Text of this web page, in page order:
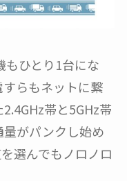
もひとり1台にな
らもネットに繋
帯と5GHz帯
がパンクし始め
選んでもノロノロ